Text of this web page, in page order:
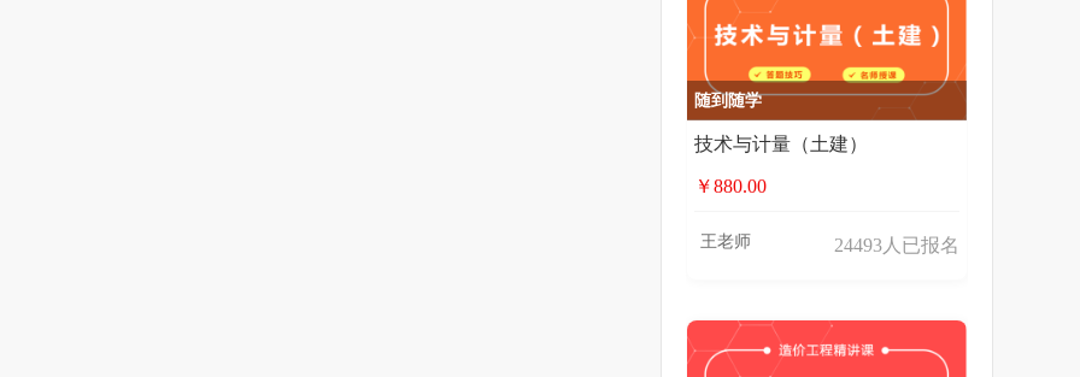
随到随学
技术与计量（土建）
￥880.00
王老师 24493人已报名